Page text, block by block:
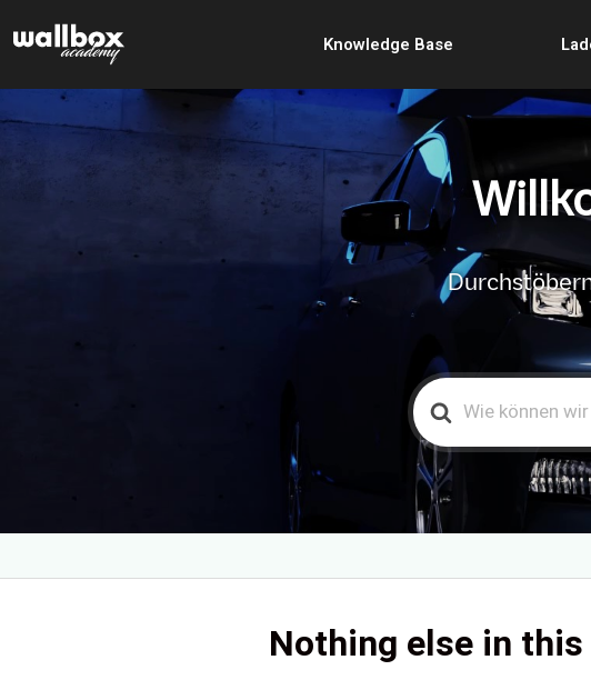
Knowledge Base
Search
For
Nothing else in